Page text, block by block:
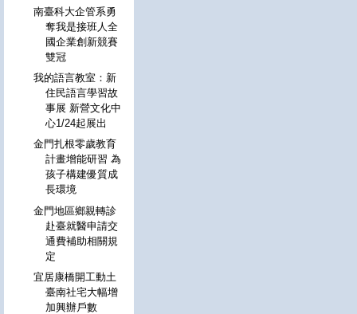
南臺科大企管系勇
奪我是接班人全
國企業創新競賽
雙冠
我的語言教室：新
住民語言學習故
事展 新營文化中
心1/24起展出
金門扎根零歲教育
計畫增能研習 為
孩子構建優質成
長環境
金門地區鄉親轉診
赴臺就醫申請交
通費補助相關規
定
宜居康橋開工動土
臺南社宅大幅增
加興辦戶數